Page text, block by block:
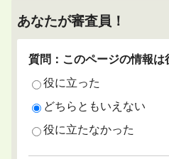
あなたが審査員！
質問：このページの情報は
役に立った
どちらともいえない
役に立たなかった